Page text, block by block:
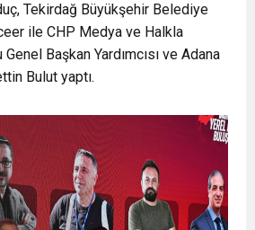
Tekirdağ Büyükşehir Belediye
ile CHP Medya ve Halkla
Başkan Yardımcısı ve Adana
Bulut yaptı.